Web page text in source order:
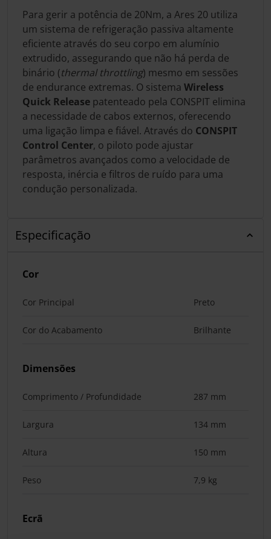
Para gerir a potência de 20Nm, a Ares 20 utiliza
um sistema de refrigeração passiva altamente
eficiente através do seu corpo em alumínio
extrudido, assegurando que não há perda de
binário (thermal throttling) mesmo em sessões
de endurance extremas. O sistema Wireless
Quick Release patenteado pela CONSPIT elimina
a necessidade de cabos externos, oferecendo
uma ligação limpa e fiável. Através do CONSPIT
Control Center, o piloto pode ajustar
parâmetros avançados como a velocidade de
resposta, inércia e filtros de ruído para uma
condução personalizada.
Especificação
Cor
Cor Principal Preto
Cor do Acabamento Brilhante
Dimensões
Comprimento / Profundidade 287 mm
Largura 134 mm
Altura 150 mm
Peso 7,9 kg
Ecrã